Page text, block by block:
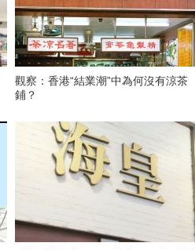
觀察：香港“結業潮”中為何沒有涼茶
鋪？